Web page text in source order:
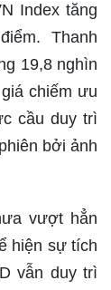
Index tăng
Thanh
19,8 nghìn
chiếm ưu
cầu duy trì
bởi ảnh
vượt hẳn
hiện sự tích
vẫn duy trì